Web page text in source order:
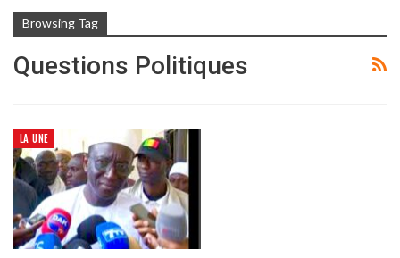
Browsing Tag
Questions Politiques
LA UNE